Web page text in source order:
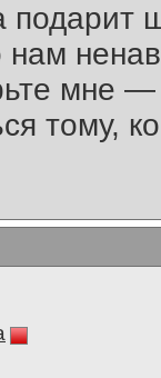
подарит
нам
мне —
тому,